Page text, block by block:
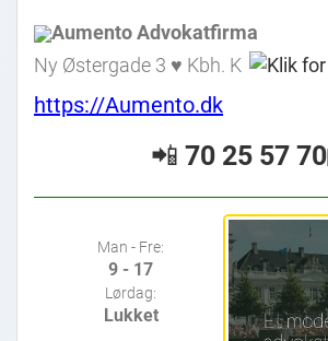
Aumento Advokatfirma
Ny Østergade 3 ♥ Kbh. K
https://Aumento.dk
📲 70 25 57 70
Man - Fre:
9 - 17
Lørdag:
Lukket